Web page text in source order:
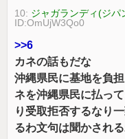
10: ジャガランディ(ジパ
ID:OmUjW3Qo0
>>6
カネの話もだな
沖縄県民に基地を負
ネを沖縄県民に払っ
り受取拒否するなり
るわ文句は聞かされ